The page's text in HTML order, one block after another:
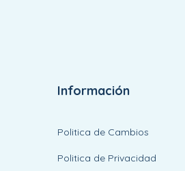
Información
Politica de Cambios
Politica de Privacidad